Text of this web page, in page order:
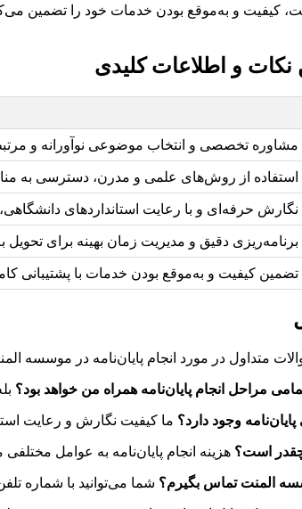
کیفیت و به‌موقع بودن خدمات خود را تضمین
و اطلاعات کلیدی
مشاوره تخصصی و انتخاب موضوعی نوآورانه و
استفاده از روش‌های علمی و مدرن، دسترسی به
نگارش حرفه‌ای و با رعایت استانداردهای
برنامه‌ریزی دقیق و مدیریت زمان بهینه برای تحویل
تضمین کیفیت و به‌موقع بودن خدمات با پشتیبانی
متداول در مورد انجام پایان‌نامه در موسسه
مراحل انجام پایان‌نامه همراه من خواهد بود؟
وجود دارد؟ ما کیفیت نگارش و رعایت
چقدر است؟ هزینه انجام پایان‌نامه به عوامل
المنت تماس بگیرم؟ شما می‌توانید با شماره